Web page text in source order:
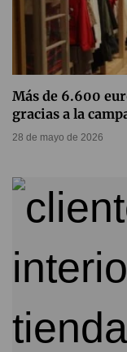
Más de 6.600
gracias a la
28 de mayo de 2026